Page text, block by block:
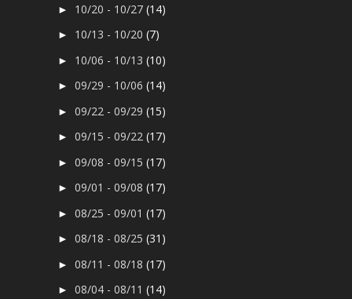
► 10/20 - 10/27(14)
► 10/13 - 10/20(7)
► 10/06 - 10/13(10)
►09/29 - 10/06(14)
►09/22 - 09/29(15)
►09/15 - 09/22(17)
►09/08 - 09/15(17)
►09/01 - 09/08(17)
►08/25 - 09/01(17)
►08/18 - 08/25(31)
►08/11 - 08/18(17)
►08/04 - 08/11(14)